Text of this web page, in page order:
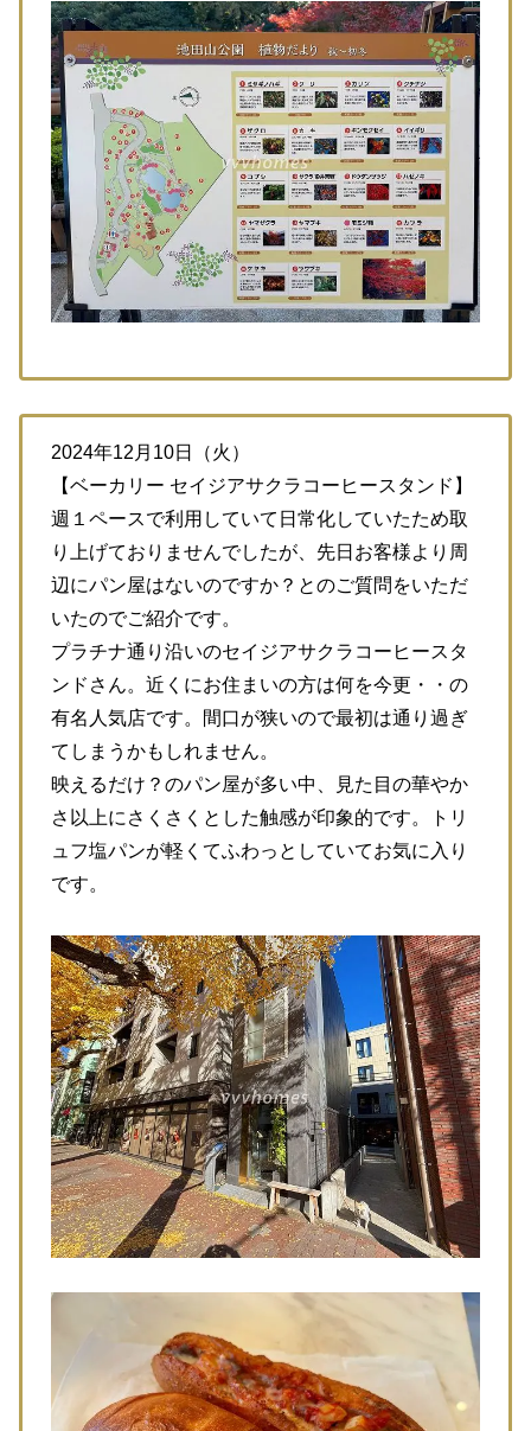
2024年12月10日（火）
【ベーカリー セイジアサクラコーヒースタンド】
週１ペースで利用していて日常化していたため取
り上げておりませんでしたが、先日お客様より周
辺にパン屋はないのですか？とのご質問をいただ
いたのでご紹介です。
プラチナ通り沿いのセイジアサクラコーヒースタ
ンドさん。近くにお住まいの方は何を今更・・の
有名人気店です。間口が狭いので最初は通り過ぎ
てしまうかもしれません。
映えるだけ？のパン屋が多い中、見た目の華やか
さ以上にさくさくとした触感が印象的です。トリ
ュフ塩パンが軽くてふわっとしていてお気に入り
です。